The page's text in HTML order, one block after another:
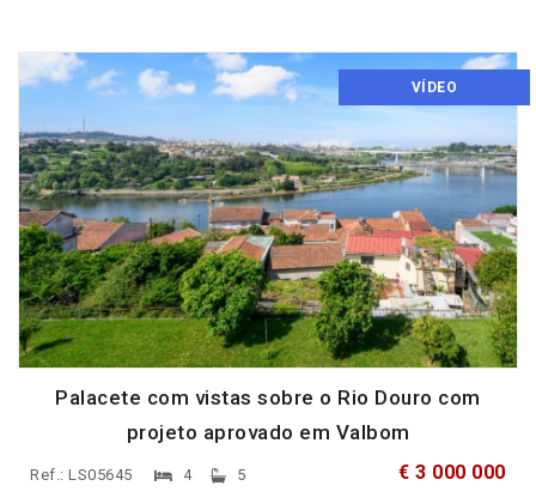
VÍDEO
Palacete com vistas sobre o Rio Douro com
projeto aprovado em Valbom
Ref.: LS05645 4 5 € 3 000 000